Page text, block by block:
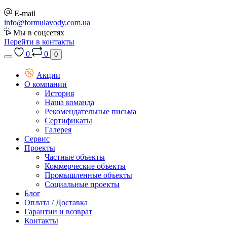
E-mail
info@formulavody.com.ua
Мы в соцсетях
Перейти в контакты
0
0 0
Акции
О компании
История
Наша команда
Рекомендательные письма
Сертификаты
Галерея
Сервис
Проекты
Частные объекты
Коммерческие объекты
Промышленные объекты
Социальные проекты
Блог
Оплата / Доставка
Гарантии и возврат
Контакты